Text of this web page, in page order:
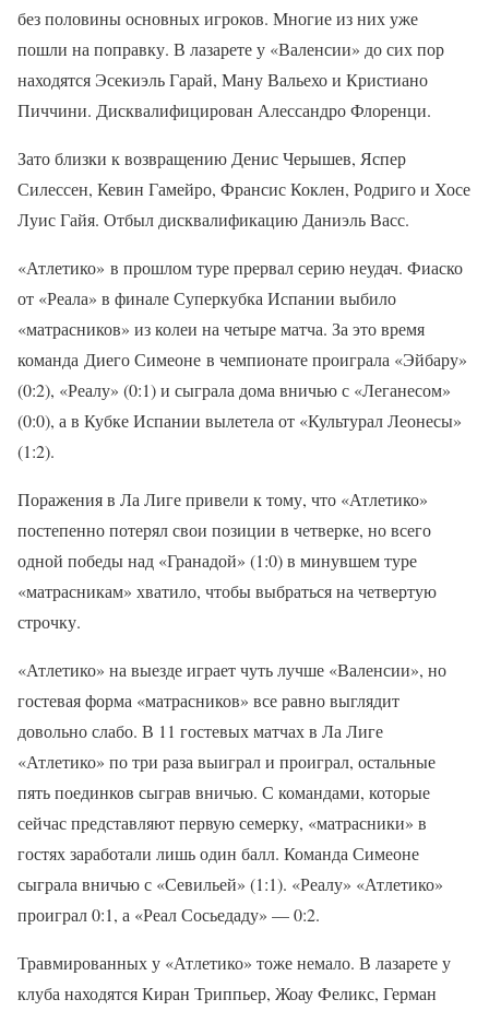
без половины основных игроков. Многие из них уже
пошли на поправку. В лазарете у «Валенсии» до сих пор
находятся Эсекиэль Гарай, Ману Вальехо и Кристиано
Пиччини. Дисквалифицирован Алессандро Флоренци.
Зато близки к возвращению Денис Черышев, Яспер
Силессен, Кевин Гамейро, Франсис Коклен, Родриго и Хосе
Луис Гайя. Отбыл дисквалификацию Даниэль Васс.
«Атлетико» в прошлом туре прервал серию неудач. Фиаско
от «Реала» в финале Суперкубка Испании выбило
«матрасников» из колеи на четыре матча. За это время
команда Диего Симеоне в чемпионате проиграла «Эйбару»
(0:2), «Реалу» (0:1) и сыграла дома вничью с «Леганесом»
(0:0), а в Кубке Испании вылетела от «Культурал Леонесы»
(1:2).
Поражения в Ла Лиге привели к тому, что «Атлетико»
постепенно потерял свои позиции в четверке, но всего
одной победы над «Гранадой» (1:0) в минувшем туре
«матрасникам» хватило, чтобы выбраться на четвертую
строчку.
«Атлетико» на выезде играет чуть лучше «Валенсии», но
гостевая форма «матрасников» все равно выглядит
довольно слабо. В 11 гостевых матчах в Ла Лиге
«Атлетико» по три раза выиграл и проиграл, остальные
пять поединков сыграв вничью. С командами, которые
сейчас представляют первую семерку, «матрасники» в
гостях заработали лишь один балл. Команда Симеоне
сыграла вничью с «Севильей» (1:1). «Реалу» «Атлетико»
проиграл 0:1, а «Реал Сосьедаду» — 0:2.
Травмированных у «Атлетико» тоже немало. В лазарете у
клуба находятся Киран Триппьер, Жоау Феликс, Герман